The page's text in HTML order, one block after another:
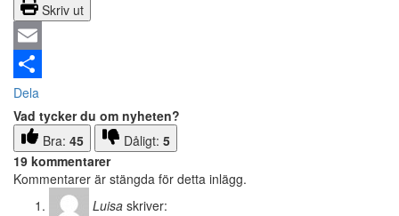
Skriv ut
Email
Dela
Vad tycker du om nyheten?
Bra: 45 Dåligt: 5
19 kommentarer
Kommentarer är stängda för detta inlägg.
Luisa skriver: